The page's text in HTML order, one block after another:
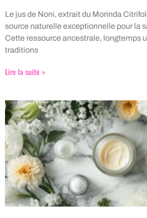
Le jus de Noni, extrait du Morinda
source naturelle exceptionnelle pour la
Cette ressource ancestrale, longtemps
traditions
Lire la suite »